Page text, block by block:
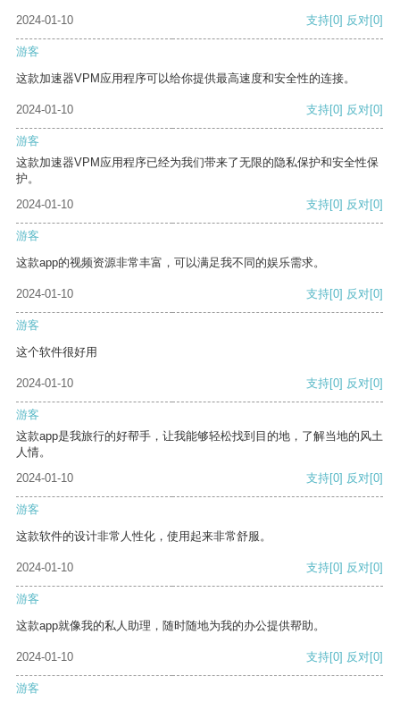
2024-01-10 支持[0] 反对[0]
游客
这款加速器VPM应用程序可以给你提供最高速度和安全性的连接。
2024-01-10 支持[0] 反对[0]
游客
这款加速器VPM应用程序已经为我们带来了无限的隐私保护和安全性保
护。
2024-01-10
支持[0] 反对[0]
游客
这款app的视频资源非常丰富，可以满足我不同的娱乐需求。
2024-01-10 支持[0] 反对[0]
游客
这个软件很好用
2024-01-10 支持[0] 反对[0]
游客
这款app是我旅行的好帮手，让我能够轻松找到目的地，了解当地的风土
人情。
2024-01-10
支持[0] 反对[0]
游客
这款软件的设计非常人性化，使用起来非常舒服。
2024-01-10 支持[0] 反对[0]
游客
这款app就像我的私人助理，随时随地为我的办公提供帮助。
2024-01-10 支持[0] 反对[0]
游客